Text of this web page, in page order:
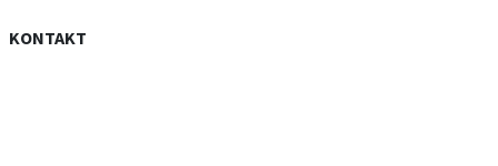
KONTAKT